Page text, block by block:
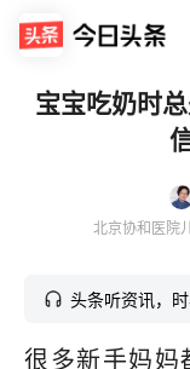
宝宝吃奶时
头条听资讯，
很多新手妈妈